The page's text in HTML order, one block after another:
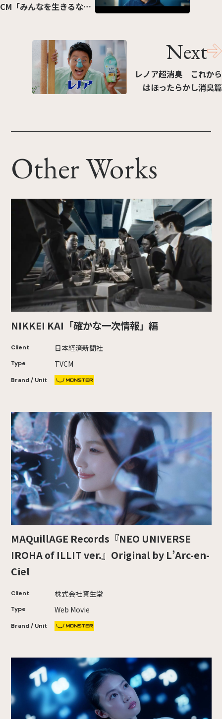
CM「みんなを生きるな。
Next
レノア超消臭 これから
はほったらかし消臭篇
Other Works
NIKKEI KAI「確かな一次情報」編
Client 日本経済新聞社
Type TVCM
Brand / Unit
MAQuillAGE Records『NEO UNIVERSE
IROHA of ILLIT ver.』Original by L’Arc-en-
Ciel
Client 株式会社資生堂
Type Web Movie
Brand / Unit